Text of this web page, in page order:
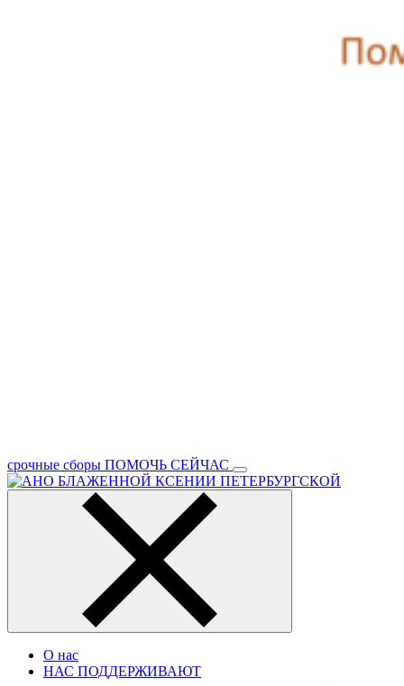
срочные сборы ПОМОЧЬ СЕЙЧАС
О нас
НАС ПОДДЕРЖИВАЮТ